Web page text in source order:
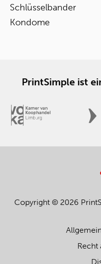
Schlüsselbander
Kondome
PrintSimple ist
Copyright © 2026
Recht